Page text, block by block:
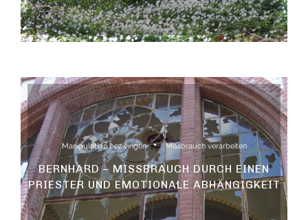
Manipulation bezwingen Missbrauch verarbeiten
BERNHARD – MISSBRAUCH DURCH EINEN
PRIESTER UND EMOTIONALE ABHÄNGIGKEIT